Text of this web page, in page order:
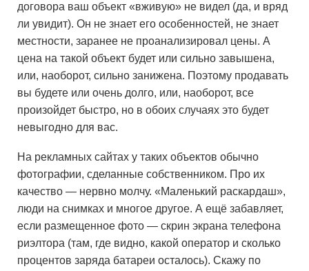
договора ваш объект «вживую» не видел (да, и вряд
ли увидит). Он не знает его особенностей, не знает
местности, заранее не проанализировал цены. А
цена на такой объект будет или сильно завышена,
или, наоборот, сильно занижена. Поэтому продавать
вы будете или очень долго, или, наоборот, все
произойдет быстро, но в обоих случаях это будет
невыгодно для вас.
На рекламных сайтах у таких объектов обычно
фотографии, сделанные собственником. Про их
качество — нервно молчу. «Маленький раскардаш»,
люди на снимках и многое другое. А ещё забавляет,
если размещенное фото — скрин экрана телефона
риэлтора (там, где видно, какой оператор и сколько
процентов заряда батареи осталось). Скажу по